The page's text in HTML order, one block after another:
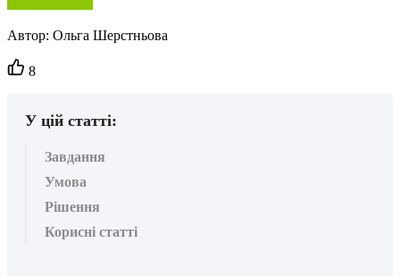
Автор: Ольга Шерстньова
Кількість
вподобайок:
8
У цій статті:
Завдання
Умова
Рішення
Корисні статті